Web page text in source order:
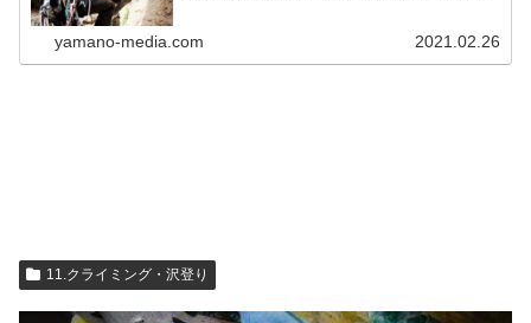
を対象としていますので、まだボルダリングをしたことが
yamano-media.com 2021.02.26
11.クライミング・沢登り